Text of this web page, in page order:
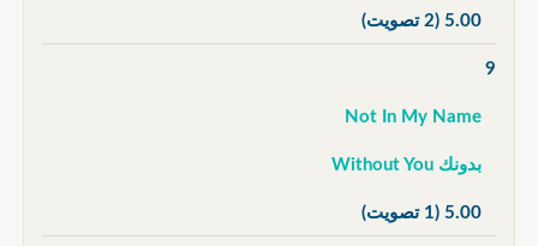
5.00 (2 تصويت)
9
Not In My Name
بدونك Without You
5.00 (1 تصويت)